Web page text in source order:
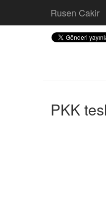
Rusen Cakir
PKK